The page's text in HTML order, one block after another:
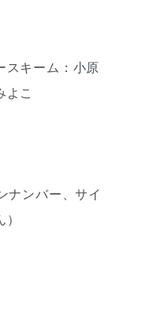
キーム：小原
こ
ンバー、サイ